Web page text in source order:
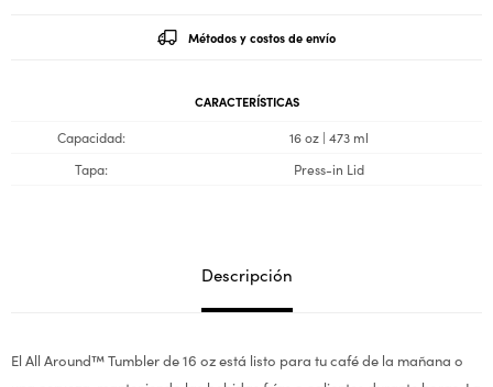
Métodos y costos de envío
CARACTERÍSTICAS
Capacidad
16 oz | 473 ml
Tapa
Press-in Lid
Descripción
El All Around™ Tumbler de 16 oz está listo para tu café de la mañana o